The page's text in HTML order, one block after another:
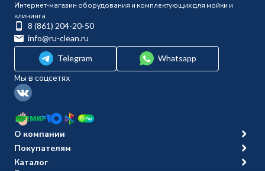
Интернет-магазин оборудования и комплектующих для мойки и
клининга
8 (861) 204-20-50
info@ru-clean.ru
Telegram
Whatsapp
Мы в соцсетях
О компании
Покупателям
Каталог